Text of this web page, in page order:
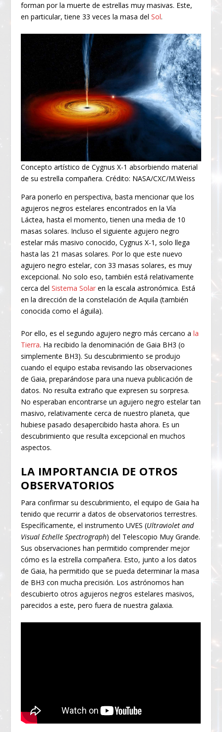
forman por la muerte de estrellas muy masivas. Este,
en particular, tiene 33 veces la masa delSol.
Concepto artístico de Cygnus X-1 absorbiendo material
de su estrella compañera. Crédito: NASA/CXC/M.Weiss
Para ponerlo en perspectiva, basta mencionar que los
agujeros negros estelares encontrados en la Vía
Láctea, hasta el momento, tienen una media de 10
masas solares. Incluso el siguiente agujero negro
estelar más masivo conocido, Cygnus X-1, solo llega
hasta las 21 masas solares. Por lo que este nuevo
agujero negro estelar, con 33 masas solares, es muy
excepcional. No solo eso, también está relativamente
cerca delSistema Solar en la escala astronómica. Está
en la dirección de la constelación de Aquila (también
conocida como el águila).
Por ello, es el segundo agujero negro más cercano ala
Tierra. Ha recibido la denominación de Gaia BH3 (o
simplemente BH3). Su descubrimiento se produjo
cuando el equipo estaba revisando las observaciones
de Gaia, preparándose para una nueva publicación de
datos. No resulta extraño que expresen su sorpresa.
No esperaban encontrarse un agujero negro estelar tan
masivo, relativamente cerca de nuestro planeta, que
hubiese pasado desapercibido hasta ahora. Es un
descubrimiento que resulta excepcional en muchos
aspectos.
LA IMPORTANCIA DE OTROS
OBSERVATORIOS
Para confirmar su descubrimiento, el equipo de Gaia ha
tenido que recurrir a datos de observatorios terrestres.
Específicamente, el instrumento UVES (Ultraviolet and
Visual Echelle Spectrograph) del Telescopio Muy Grande.
Sus observaciones han permitido comprender mejor
cómo es la estrella compañera. Esto, junto a los datos
de Gaia, ha permitido que se pueda determinar la masa
de BH3 con mucha precisión. Los astrónomos han
descubierto otros agujeros negros estelares masivos,
parecidos a este, pero fuera de nuestra galaxia.